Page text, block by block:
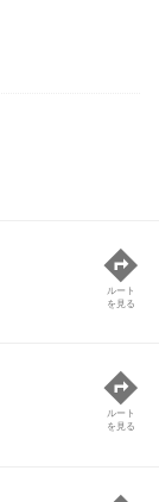
ルート
を見る
ルート
を見る